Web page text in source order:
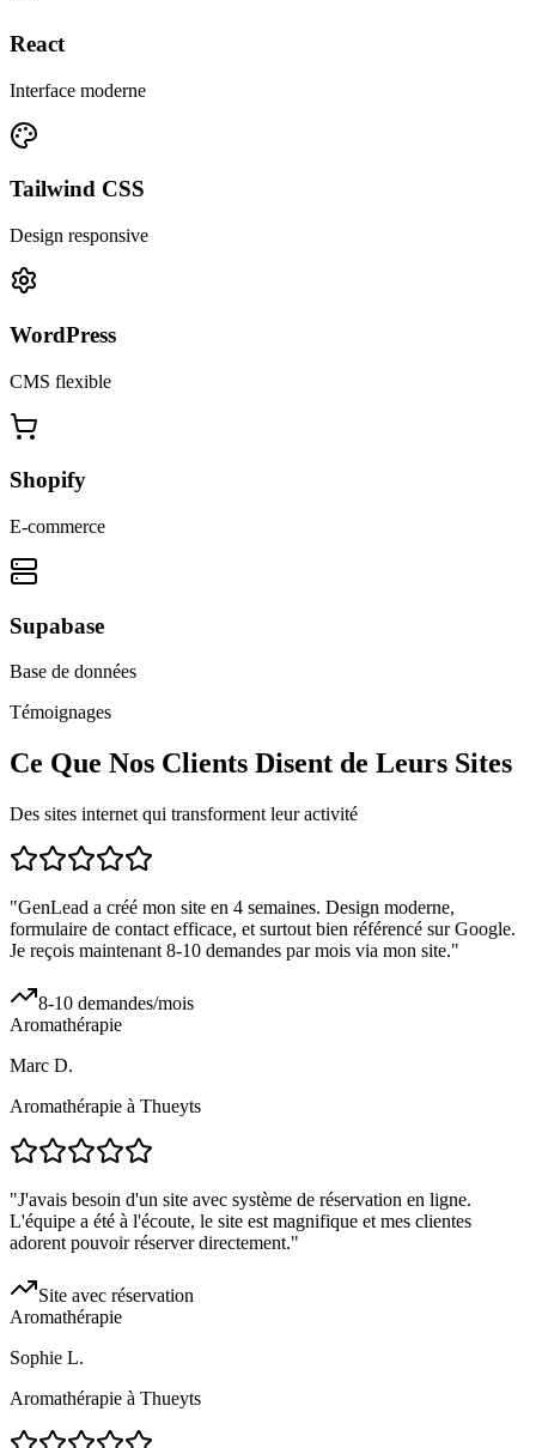
React
Interface moderne
Tailwind CSS
Design responsive
WordPress
CMS flexible
Shopify
E-commerce
Supabase
Base de données
Témoignages
Ce Que Nos Clients Disent de Leurs Sites
Des sites internet qui transforment leur activité
"GenLead a créé mon site en 4 semaines. Design moderne,
formulaire de contact efficace, et surtout bien référencé sur Google.
Je reçois maintenant 8-10 demandes par mois via mon site."
8-10 demandes/mois
Aromathérapie
Marc D.
Aromathérapie à Thueyts
"J'avais besoin d'un site avec système de réservation en ligne.
L'équipe a été à l'écoute, le site est magnifique et mes clientes
adorent pouvoir réserver directement."
Site avec réservation
Aromathérapie
Sophie L.
Aromathérapie à Thueyts